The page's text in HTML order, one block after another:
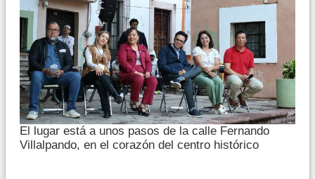
El lugar está a unos pasos de la calle Fernando
Villalpando, en el corazón del centro histórico